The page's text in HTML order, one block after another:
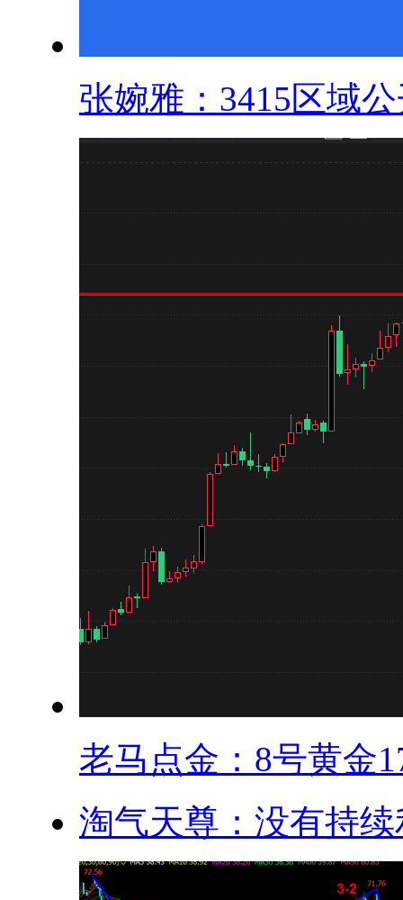
张婉雅：3415区域
老马点金：8号黄金
淘气天尊：没有持